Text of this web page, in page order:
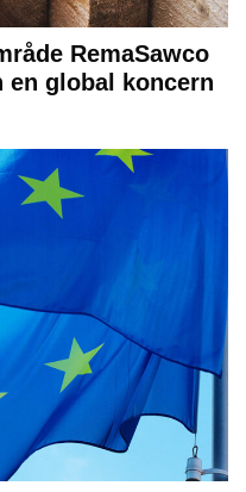
RemaSawco
global koncern